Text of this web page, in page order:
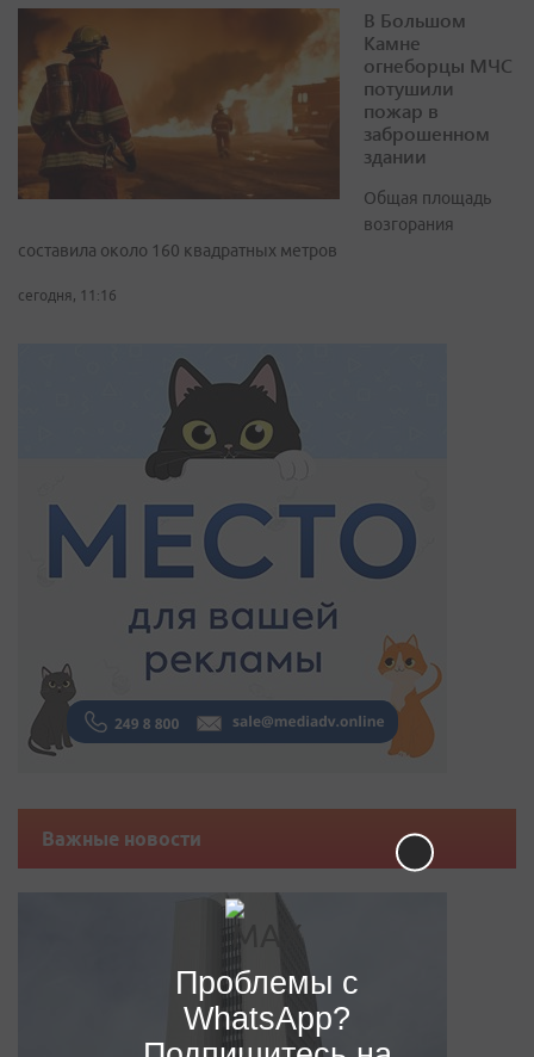
В Большом
Камне
огнеборцы МЧС
потушили
пожар в
заброшенном
здании
Общая площадь
возгорания
составила около 160 квадратных метров
сегодня, 11:16
Важные новости
Проблемы с
WhatsApp?